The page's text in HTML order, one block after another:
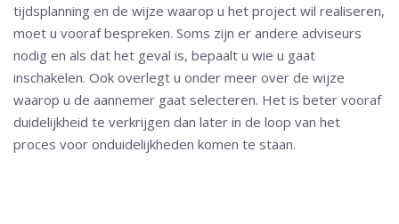
tijdsplanning en de wijze waarop u het project wil realiseren,
moet u vooraf bespreken. Soms zijn er andere adviseurs
nodig en als dat het geval is, bepaalt u wie u gaat
inschakelen. Ook overlegt u onder meer over de wijze
waarop u de aannemer gaat selecteren. Het is beter vooraf
duidelijkheid te verkrijgen dan later in de loop van het
proces voor onduidelijkheden komen te staan.